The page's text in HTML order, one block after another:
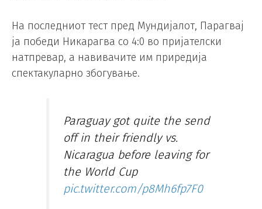
На последниот тест пред Мундијалот, Парагвај
ја победи Никарагва со 4:0 во пријателски
натпревар, а навивачите им приредија
спектакуларно збогување.
Paraguay got quite the send
off in their friendly vs.
Nicaragua before leaving for
the World Cup
pic.twitter.com/p8Mh6fp7F0